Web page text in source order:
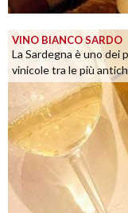
VINO BIANCO SARDO
La Sardegna è uno dei
vinicole tra le più